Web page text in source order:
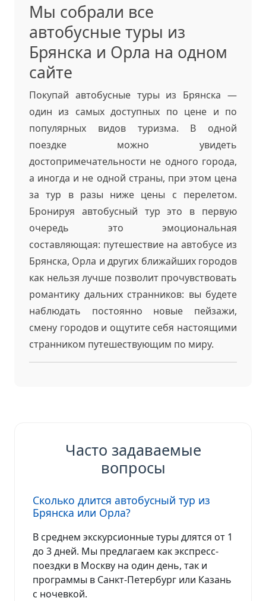
Мы собрали все
автобусные туры из
Брянска и Орла на одном
сайте
Покупай автобусные туры из Брянска —
один из самых доступных по цене и по
популярных видов туризма. В одной
поездке можно увидеть
достопримечательности не одного города,
а иногда и не одной страны, при этом цена
за тур в разы ниже цены с перелетом.
Бронируя автобусный тур это в первую
очередь это эмоциональная
составляющая: путешествие на автобусе из
Брянска, Орла и других ближайших городов
как нельзя лучше позволит прочувствовать
романтику дальних странников: вы будете
наблюдать постоянно новые пейзажи,
смену городов и ощутите себя настоящими
странником путешествующим по миру.
Часто задаваемые
вопросы
Сколько длится автобусный тур из
Брянска или Орла?
В среднем экскурсионные туры длятся от 1
до 3 дней. Мы предлагаем как экспресс-
поездки в Москву на один день, так и
программы в Санкт-Петербург или Казань
с ночевкой.